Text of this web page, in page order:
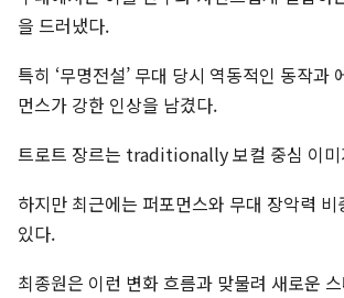
을 드러냈다.
특히 ‘무명전설’ 무대 당시 역동적인 동작과
먼스가 강한 인상을 남겼다.
트로트 장르는 traditionally 보컬 중심 이미
하지만 최근에는 퍼포먼스와 무대 장악력
있다.
최종원은 이런 변화 흐름과 맞물려 새로운